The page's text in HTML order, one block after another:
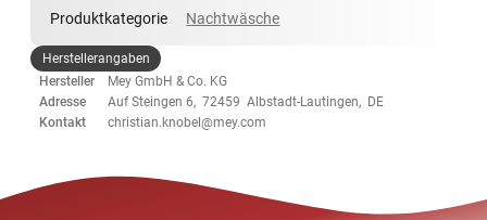
Produktkategorie Nachtwäsche
Herstellerangaben
Hersteller
Mey GmbH & Co. KG
Adresse
Auf Steingen 6, 72459 Albstadt-Lautingen, DE
Kontakt
christian.knobel@mey.com